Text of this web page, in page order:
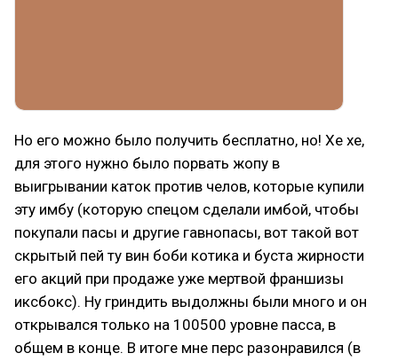
Но его можно было получить бесплатно, но! Хе хе,
для этого нужно было порвать жопу в
выигрывании каток против челов, которые купили
эту имбу (которую спецом сделали имбой, чтобы
покупали пасы и другие гавнопасы, вот такой вот
скрытый пей ту вин боби котика и буста жирности
его акций при продаже уже мертвой франшизы
иксбокс). Ну гриндить выдолжны были много и он
открывался только на 100500 уровне пасса, в
общем в конце. В итоге мне перс разонравился (в